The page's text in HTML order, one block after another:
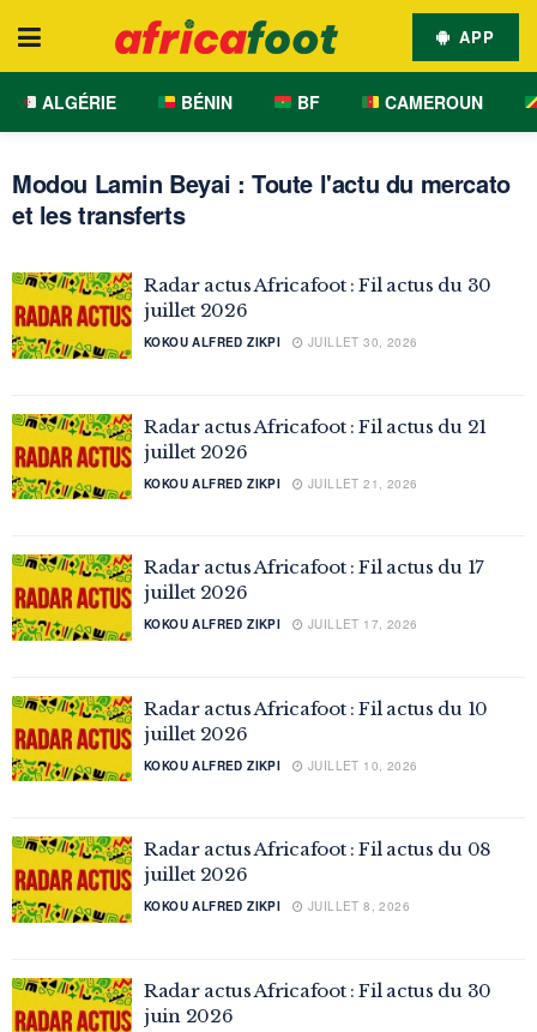
APP
ALGÉRIE BÉNIN BF CAMEROUN
Modou Lamin Beyai : Toute l'actu du mercato
et les transferts
Radar actus Africafoot : Fil actus du 30
juillet 2026
KOKOU ALFRED ZIKPI JUILLET 30, 2026
Radar actus Africafoot : Fil actus du 21
juillet 2026
KOKOU ALFRED ZIKPI JUILLET 21, 2026
Radar actus Africafoot : Fil actus du 17
juillet 2026
KOKOU ALFRED ZIKPI JUILLET 17, 2026
Radar actus Africafoot : Fil actus du 10
juillet 2026
KOKOU ALFRED ZIKPI JUILLET 10, 2026
Radar actus Africafoot : Fil actus du 08
juillet 2026
KOKOU ALFRED ZIKPI JUILLET 8, 2026
Radar actus Africafoot : Fil actus du 30
juin 2026